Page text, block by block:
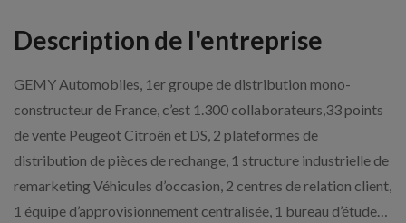
Description de l'entreprise
GEMY Automobiles, 1er groupe de distribution mono-
constructeur de France, c’est 1.300 collaborateurs,33 points
de vente Peugeot Citroën et DS, 2 plateformes de
distribution de pièces de rechange, 1 structure industrielle de
remarketing Véhicules d’occasion, 2 centres de relation client,
1 équipe d’approvisionnement centralisée, 1 bureau d’étude…